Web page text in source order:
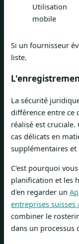
Utilisation
mobile
Si un fournisseur
liste.
La sécurité
différence entre ce
réalisé est cruciale.
cas délicats en
supplémentaires et
C'est pourquoi
planification et les
d'en regarder un
entreprises suisses
combiner le
dans un processus